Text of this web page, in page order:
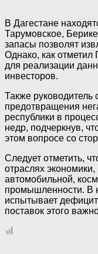
В Дагестане
Тарумовское,
запасы позволят
Однако, как отметил
для реализации
инвесторов.
Также руководитель
предотвращения
республики в
недр, подчеркнув,
этом вопросе со
Следует отметить,
отраслях экономики,
автомобильной,
промышленности. В
испытывает
поставок этого